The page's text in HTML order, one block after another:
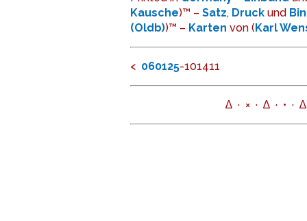
Kausche)™ – Satz, Druck und
(Oldb))™ – Karten von ( Karl
< 060125-101411
∆ · × · ∆ · • ·